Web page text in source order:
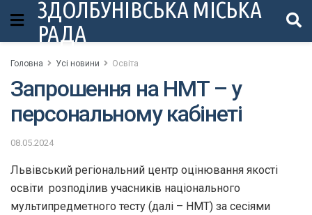
ЗДОЛБУНІВСЬКА МІСЬКА
РАДА
Головна Усі новини Освіта
Запрошення на НМТ – у
персональному кабінеті
08.05.2024
Львівський регіональний центр оцінювання якості
освіти розподілив учасників національного
мультипредметного тесту (далі – НМТ) за сесіями